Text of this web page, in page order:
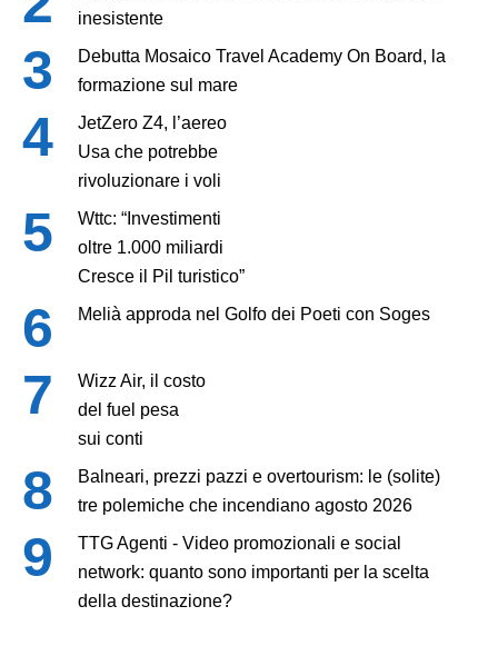
inesistente
Debutta Mosaico Travel Academy On Board, la
formazione sul mare
JetZero Z4, l’aereo
Usa che potrebbe
rivoluzionare i voli
Wttc: “Investimenti
oltre 1.000 miliardi
Cresce il Pil turistico”
Melià approda nel Golfo dei Poeti con Soges
Wizz Air, il costo
del fuel pesa
sui conti
Balneari, prezzi pazzi e overtourism: le (solite)
tre polemiche che incendiano agosto 2026
TTG Agenti - Video promozionali e social
network: quanto sono importanti per la scelta
della destinazione?